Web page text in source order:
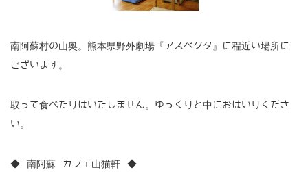
南阿蘇村の山奥。熊本県野外劇場『アスペクタ』に程近い場所に
ございます。
取って食べたりはいたしません。ゆっくりと中におはいりくださ
い。
◆ 南阿蘇 カフェ山猫軒 ◆